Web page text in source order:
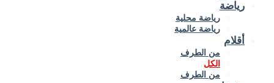
رياضة محلية
رياضة عالمية
من الطرف
من الطرف